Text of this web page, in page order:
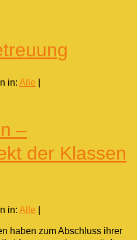
in: Alle
–
der Klassen
in: Alle
haben zum Abschluss ihrer